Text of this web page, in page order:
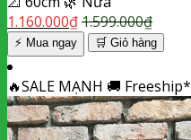
1.160.000₫1.599.000₫
⚡ Mua ngay 🛒 Giỏ hàng
🔥SALE MẠNH 🚚 Freeship*